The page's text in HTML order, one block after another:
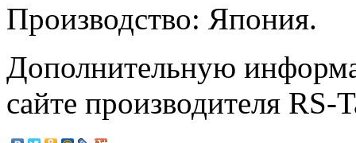
Производство: Япония.
Дополнительную
сайте производителя RS-